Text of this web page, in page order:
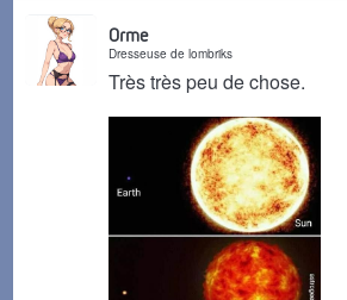
Orme
Dresseuse de lombriks
Très très peu de chose.